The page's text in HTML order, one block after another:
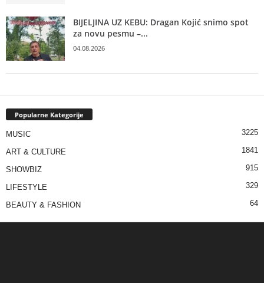
BIJELJINA UZ KEBU: Dragan Kojić snimo spot
za novu pesmu –...
04.08.2026
Popularne Kategorije
MUSIC 3225
ART & CULTURE 1841
SHOWBIZ 915
LIFESTYLE 329
BEAUTY & FASHION 64